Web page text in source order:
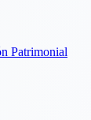
Patrimonial